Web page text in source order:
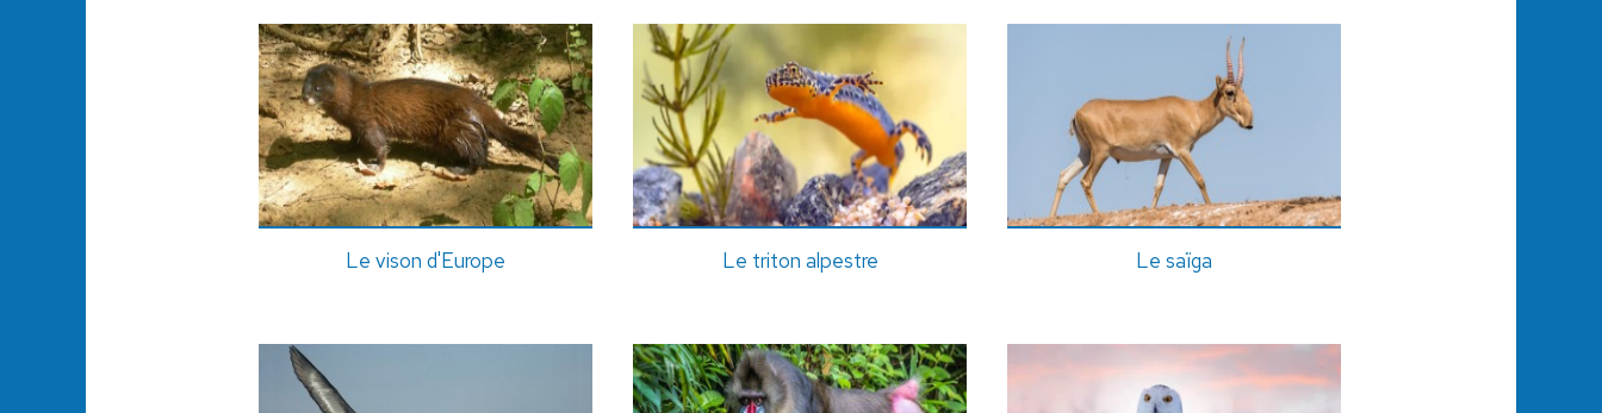
Le vison d'Europe Le triton alpestre Le saïga